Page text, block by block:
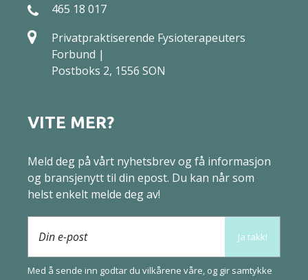
465 18 017
Privatpraktiserende Fysioterapeuters
Forbund |
Postboks 2, 1556 SON
VITE MER?
Meld deg på vårt nyhetsbrev og få informasjon
og bransjenytt til din epost. Du kan når som
helst enkelt melde deg av!
Din e-post Ja takk!
Med å sende inn godtar du vilkårene våre, og gir samtykke